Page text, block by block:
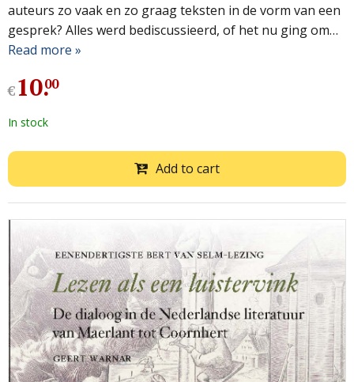
auteurs zo vaak en zo graag teksten in de vorm van een
gesprek? Alles werd bediscussieerd, of het nu ging om…
Read more »
€10.
00
In stock
Add to cart